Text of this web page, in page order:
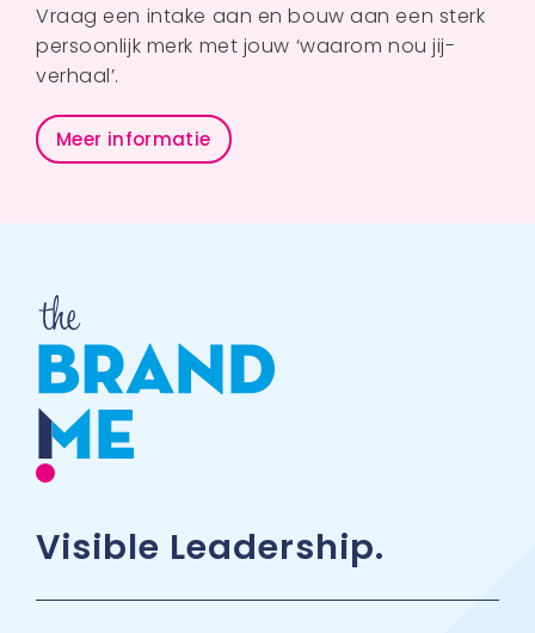
Vraag een intake aan en bouw aan een sterk
persoonlijk merk met jouw ‘waarom nou jij-
verhaal’.
Meer informatie
Visible Leadership.